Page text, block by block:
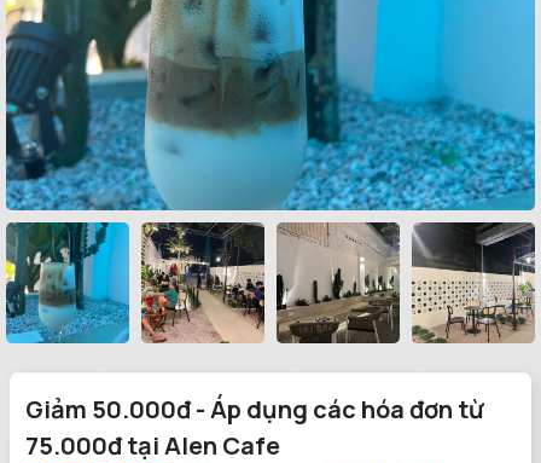
Giảm 50.000đ - Áp dụng các hóa đơn từ
75.000đ tại Alen Cafe